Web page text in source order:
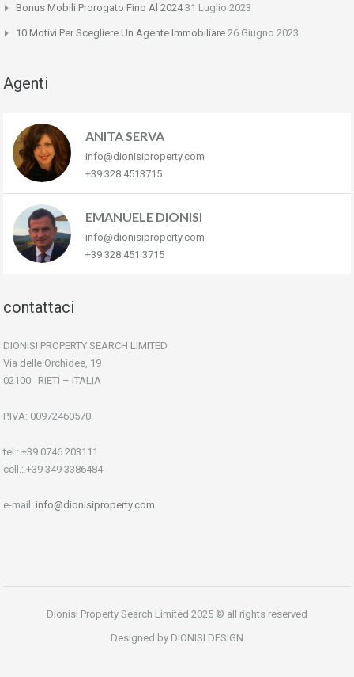
Bonus Mobili Prorogato Fino Al 2024 31 Luglio 2023
10 Motivi Per Scegliere Un Agente Immobiliare 26 Giugno 2023
Agenti
ANITA SERVA
info@dionisiproperty.com
+39 328 4513715
EMANUELE DIONISI
info@dionisiproperty.com
+39 328 451 3715
contattaci
DIONISI PROPERTY SEARCH LIMITED
Via delle Orchidee, 19
02100 RIETI – ITALIA
P.IVA: 00972460570
tel.: +39 0746 203111
cell.: +39 349 3386484
e-mail: info@dionisiproperty.com
Dionisi Property Search Limited 2025 © all rights reserved
Designed by DIONISI DESIGN